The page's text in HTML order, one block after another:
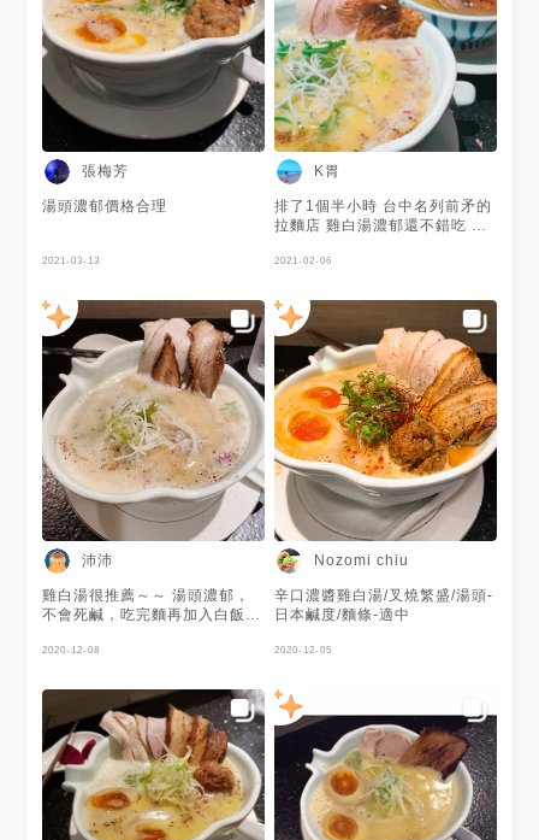
檸檬片增添了一點淡淡清香。檸
檬片我後來有自行拿出來，以避
免泡太久會產生果皮的澀味。
🔆麵 同行友人點的其他三碗是
使用細麵，而這碗則是使用比較
粗又帶有一點捲度的麵條，選
「偏硬」後真的蠻硬的！但對我
來說尚不至於到難咬，是好吃
的，搭配濃郁的雞白湯也不錯，
不過吸附湯汁的效果較為普通。
份量適中，食量較大的人建議可
肥，但我覺得太生了！咬下去的
片，我吃比較大塊的那一片時，
覺得有吃到一點雞的腥味。後來
問了同行三名友人，有兩名也覺
得太生，一名覺得剛剛好，不確
定是不是熟度也有所不同。 🔆
雞肉丸 算大顆，就是台灣常見
的獅子頭的口感，帶有胡椒與其
他辛香料的調味，但本身不辣，
內部有點偏乾，後來有吃到一個
小小的硬塊，判斷可能是表層處
理得太乾的緣故。 🔆餛飩 共一
顆，皮的部分偏厚，肉餡不多，
不算太特別。 🔆配料 蘿蔔絲、
苜蓿芽、紫洋蔥及蔥花都很搭雞
白湯。半顆娃娃菜，目前沒看過
別家店這樣搭配，本身的口感有
點硬因此較難咬斷。 ‥ 🍳附贈的
小菜 🔆小玉西瓜兩塊 甜度適
中，可解膩。 🔆胡麻醬豆腐 質
🔅排隊須知歐、用餐說明、用餐
須知等內容，詳見本貼文最後三
張相片 🔅符合低消情況下可免
費加麵及加飯一次 🔅餐具、衛
生紙在座位後方牆面 ‥ 👣本次排
隊狀況：週一中午大約排1小時
------------------------------------
張梅芳
湯頭濃郁價格合理
2021-03-13
K胃
排了1個半小時 台中名列前矛的
拉麵店 雞白湯濃郁還不錯吃 可
麵加雞白湯就好了～ 另一個口
什麼 不會不好吃但可能日本鹹
度會對味一點 副餐是小橘子蠻
酷的哈哈 很像以前國小營養午
餐還副水果😂
2021-02-06
沛沛
雞白湯很推薦～～ 湯頭濃郁，
不會死鹹，吃完麵再加入白飯超
2020-12-08
Nozomi chiu
辛口濃醬雞白湯/叉燒繁盛/湯頭-
日本鹹度/麵條-適中
2020-12-05